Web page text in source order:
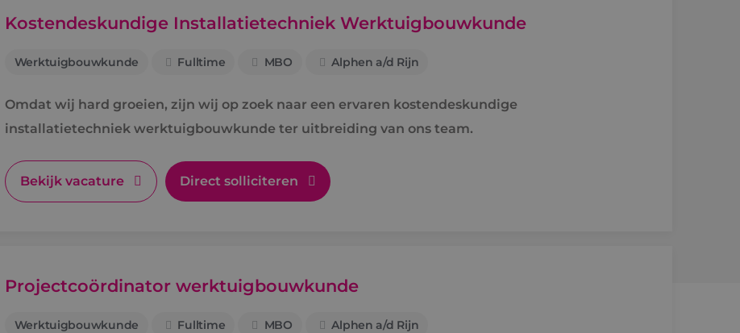
Kostendeskundige Installatietechniek Werktuigbouwkunde
Werktuigbouwkunde Fulltime MBO Alphen a/d Rijn
Omdat wij hard groeien, zijn wij op zoek naar een ervaren kostendeskundige
installatietechniek werktuigbouwkunde ter uitbreiding van ons team.
Bekijk vacature Direct solliciteren
Projectcoördinator werktuigbouwkunde
Werktuigbouwkunde Fulltime MBO Alphen a/d Rijn